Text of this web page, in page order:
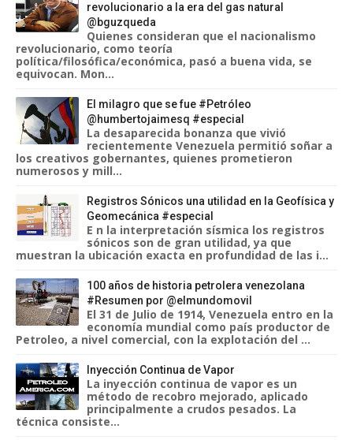
revolucionario a la era del gas natural
@bguzqueda
Quienes consideran que el nacionalismo
revolucionario, como teoría
política/filosófica/económica, pasó a buena vida, se
equivocan. Mon...
El milagro que se fue #Petróleo
@humbertojaimesq #especial
La desaparecida bonanza que vivió
recientemente Venezuela permitió soñar a
los creativos gobernantes, quienes prometieron
numerosos y mill...
Registros Sónicos una utilidad en la Geofísica y
Geomecánica #especial
E n la interpretación sísmica los registros
sónicos son de gran utilidad, ya que
muestran la ubicación exacta en profundidad de las i...
100 años de historia petrolera venezolana
#Resumen por @elmundomovil
El 31 de Julio de 1914, Venezuela entro en la
economía mundial como país productor de
Petroleo, a nivel comercial, con la explotación del ...
Inyección Continua de Vapor
La inyección continua de vapor es un
método de recobro mejorado, aplicado
principalmente a crudos pesados. La
técnica consiste...